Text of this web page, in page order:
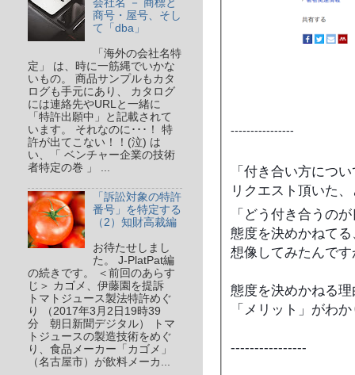
----------------
「付き合い方につ
リクエスト頂いた
「どう付き合うの
態度を決めかねて
想像してみたんです
態度を決めかねる
「メリット」がわ
----------------
会社名 － 商標と
商号・屋号、そし
て「dba」
「海外の会社名特
定」 は、時に一筋縄でいかな
いもの。 商品サンプルもカタ
ログも手元にあり、 カタログ
には連絡先やURLと一緒に
「特許出願中」と記載されて
います。 それなのに･･･！ 特
許が出てこない！！(泣) は
い、「 ベンチャー企業の技術
者特定の巻 」 ...
「訴訟対象の特許
番号」を特定する
（2）知財高裁編
お待たせしまし
た。 J-PlatPat編
の続きです。 ＜前回のあらす
じ＞ カゴメ、伊藤園を提訴
トマトジュース製法特許めぐ
り （2017年3月2日19時39
分 朝日新聞デジタル） トマ
トジュースの製造技術をめぐ
り、食品メーカー「カゴメ」
（名古屋市）が飲料メーカ...